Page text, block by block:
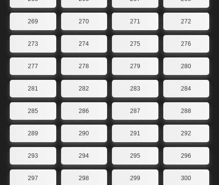
269 270 271 272
273 274 275 276
277 278 279 280
281 282 283 284
285 286 287 288
289 290 291 292
293 294 295 296
297 298 299 300